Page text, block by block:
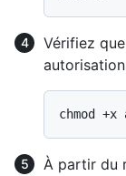
Vérifiez
À partir du